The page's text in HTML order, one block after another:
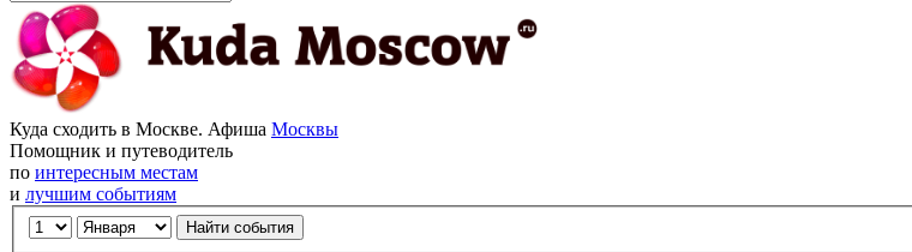
Куда сходить в Москве. Афиша Москвы
Помощник и путеводитель
по интересным местам
и лучшим событиям